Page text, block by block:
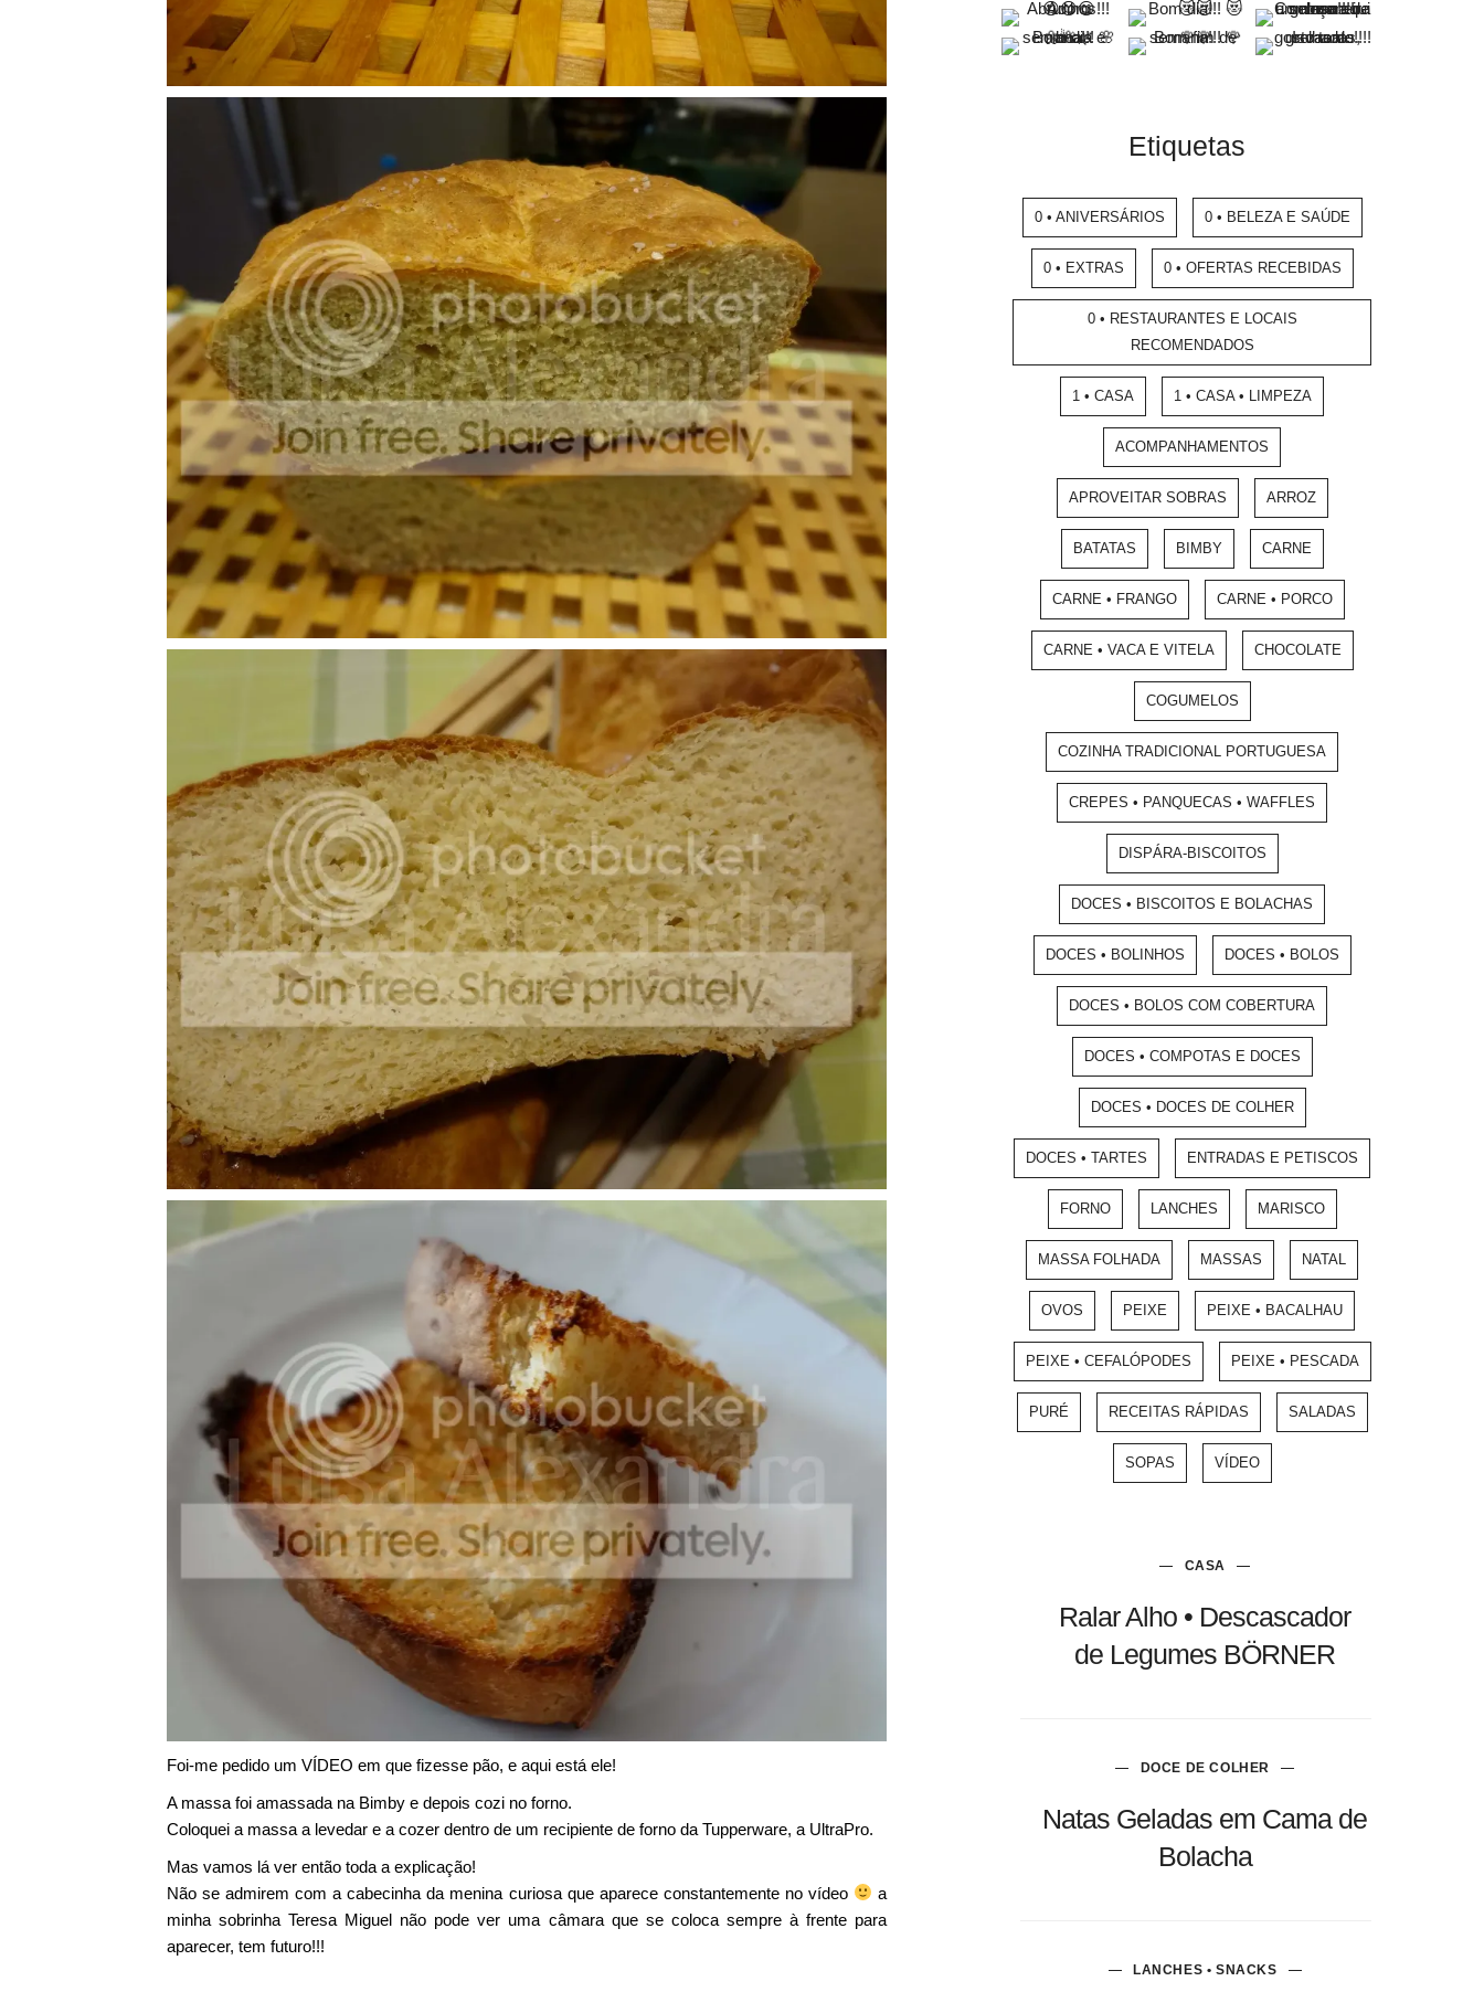
Foi-me pedido um VÍDEO em que fizesse pão, e aqui está ele!
A massa foi amassada na Bimby e depois cozi no forno.
Coloquei a massa a levedar e a cozer dentro de um recipiente de forno da Tupperware, a UltraPro.
Mas vamos lá ver então toda a explicação!
Não se admirem com a cabecinha da menina curiosa que aparece constantemente no vídeo
a
minha sobrinha Teresa Miguel não pode ver uma câmara que se coloca sempre à frente para
aparecer, tem futuro!!!
Etiquetas
0 • ANIVERSÁRIOS 0 • BELEZA E SAÚDE
0 • EXTRAS 0 • OFERTAS RECEBIDAS
0 • RESTAURANTES E LOCAIS
RECOMENDADOS
1 • CASA 1 • CASA • LIMPEZA
ACOMPANHAMENTOS
APROVEITAR SOBRAS ARROZ
BATATAS BIMBY CARNE
CARNE • FRANGO CARNE • PORCO
CARNE • VACA E VITELA CHOCOLATE
COGUMELOS
COZINHA TRADICIONAL PORTUGUESA
CREPES • PANQUECAS • WAFFLES
DISPÁRA-BISCOITOS
DOCES • BISCOITOS E BOLACHAS
DOCES • BOLINHOS DOCES • BOLOS
DOCES • BOLOS COM COBERTURA
DOCES • COMPOTAS E DOCES
DOCES • DOCES DE COLHER
DOCES • TARTES ENTRADAS E PETISCOS
FORNO LANCHES MARISCO
MASSA FOLHADA MASSAS NATAL
OVOS PEIXE PEIXE • BACALHAU
PEIXE • CEFALÓPODES PEIXE • PESCADA
PURÉ RECEITAS RÁPIDAS SALADAS
SOPAS VÍDEO
CASA
Ralar Alho • Descascador
de Legumes BÖRNER
DOCE DE COLHER
Natas Geladas em Cama de
Bolacha
LANCHES • SNACKS